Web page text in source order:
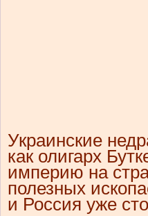
Украинские
как олигарх
империю на
полезных
и Россия уже